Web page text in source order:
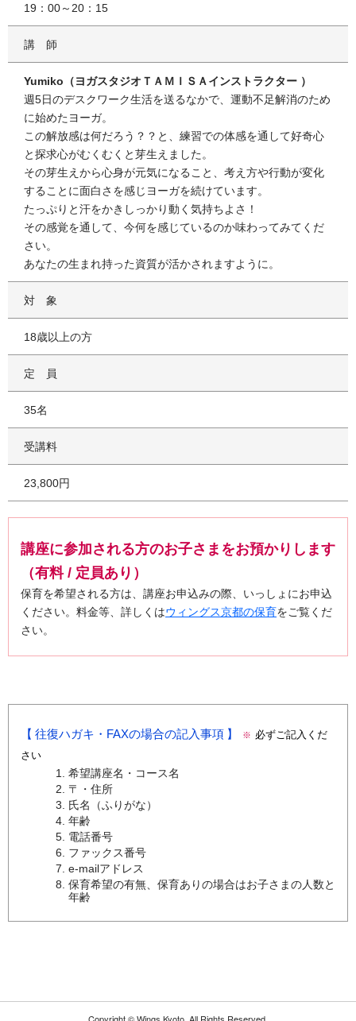
19：00～20：15
講師
Yumiko（ヨガスタジオＴＡＭＩＳＡインストラクター ）
週5日のデスクワーク生活を送るなかで、運動不足解消のため
に始めたヨーガ。
この解放感は何だろう？？と、練習での体感を通して好奇心
と探求心がむくむくと芽生えました。
その芽生えから心身が元気になること、考え方や行動が変化
することに面白さを感じヨーガを続けています。
たっぷりと汗をかきしっかり動く気持ちよさ！
その感覚を通して、今何を感じているのか味わってみてくだ
さい。
あなたの生まれ持った資質が活かされますように。
対象
18歳以上の方
定員
35名
受講料
23,800円
講座に参加される方のお子さまをお預かりします
（有料 / 定員あり）
保育を希望される方は、講座お申込みの際、いっしょにお申込
ください。料金等、詳しくはウィングス京都の保育をご覧くだ
さい。
往復ハガキ・FAXの場合の記入事項 ※ 必ずご記入くだ
さい
希望講座名・コース名
〒・住所
氏名（ふりがな）
年齢
電話番号
ファックス番号
e-mailアドレス
保育希望の有無、保育ありの場合はお子さまの人数と
年齢